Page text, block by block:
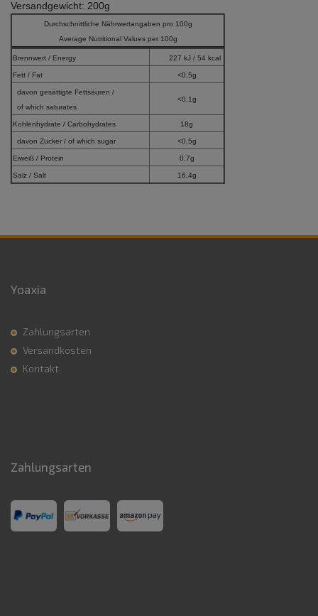
Versandgewicht: 200g
Durchschnittliche Nährwertangaben pro 100g
Average Nutritional Values per 100g
Brennwert / Energy 227 kJ / 54 kcal
Fett / Fat <0,5g
davon gesättigte Fettsäuren /
of which saturates
<0,1g
Kohlenhydrate / Carbohydrates 18g
davon Zucker / of which sugar <0,5g
Eiweiß / Protein 0,7g
Salz / Salt 16,4g
Yoaxia
Zahlungsarten
Versandkosten
Kontakt
Zahlungsarten